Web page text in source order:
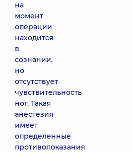
на
момент
операции
находится
в
сознании,
но
отсутствует
чувствительность
ног. Такая
анестезия
имеет
определенные
противопоказания